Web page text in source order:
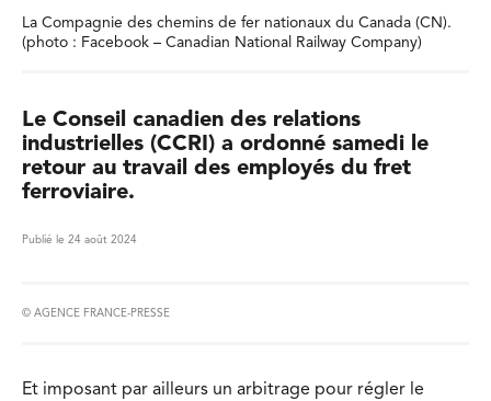
La Compagnie des chemins de fer nationaux du Canada (CN).
(photo : Facebook – Canadian National Railway Company)
Le Conseil canadien des relations
industrielles (CCRI) a ordonné samedi le
retour au travail des employés du fret
ferroviaire.
Publié le 24 août 2024
© AGENCE FRANCE-PRESSE
Et imposant par ailleurs un arbitrage pour régler le